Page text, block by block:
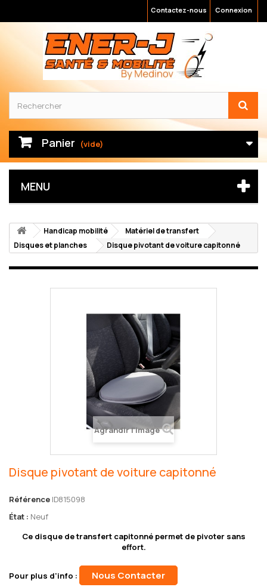
Connexion
Contactez-nous
Panier (vide)
MENU
Handicap mobilité
Matériel de transfert
Disques et planches
Disque pivotant de voiture capitonné
Agrandir l'image
Disque pivotant de voiture capitonné
Référence ID815098
État : Neuf
Ce disque de transfert capitonné permet de pivoter sans
effort.
Pour plus d'info : Nous Contacter